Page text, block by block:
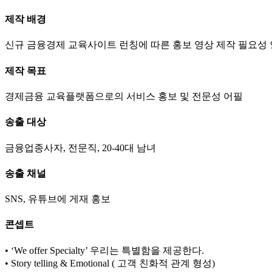
제작 배경
신규 금융경제 교육사이트 런칭에 따른 홍보 영상 제작 필요성
제작 목표
경제금융 교육플랫폼으로의 서비스 홍보 및 전문성 어필
송출 대상
금융업종사자, 전문직, 20-40대 남녀
송출 채널
SNS, 유튜브에 게재 홍보
콘셉트
• ‘We offer Specialty’ 우리는 특별함을 제공한다.
• Story telling & Emotional ( 고객 친화적 관계 형성)